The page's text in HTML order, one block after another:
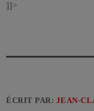
]]>
ÉCRIT PAR: JEAN-